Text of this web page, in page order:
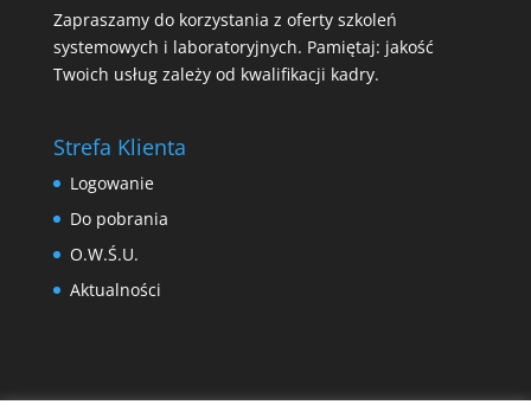
Zapraszamy do korzystania z oferty szkoleń
systemowych i laboratoryjnych. Pamiętaj: jakość
Twoich usług zależy od kwalifikacji kadry.
Strefa Klienta
Logowanie
Do pobrania
O.W.Ś.U.
Aktualności